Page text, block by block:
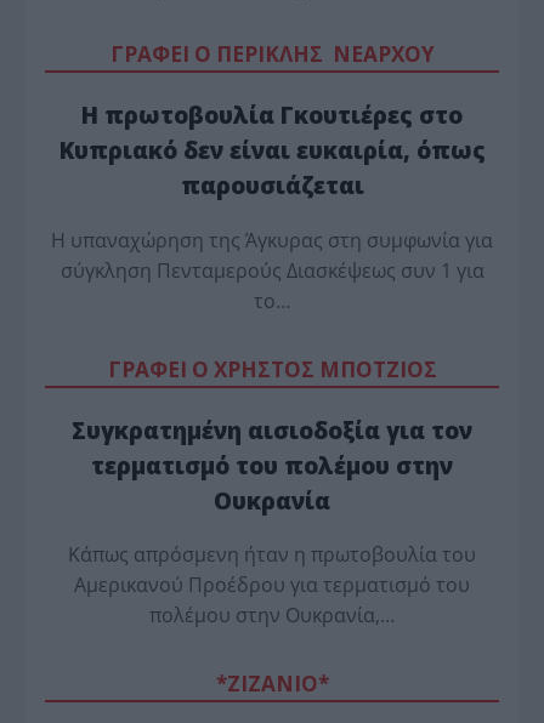
ΓΡΑΦΕΙ Ο ΠΕΡΙΚΛΗΣ ΝΕΑΡΧΟΥ
Η πρωτοβουλία Γκουτιέρες στο
Κυπριακό δεν είναι ευκαιρία, όπως
παρουσιάζεται
Η υπαναχώρηση της Άγκυρας στη συμφωνία για
σύγκληση Πενταμερούς Διασκέψεως συν 1 για
το…
ΓΡΑΦΕΙ Ο ΧΡΗΣΤΟΣ ΜΠΟΤΖΙΟΣ
Συγκρατημένη αισιοδοξία για τον
τερματισμό του πολέμου στην
Ουκρανία
Κάπως απρόσμενη ήταν η πρωτοβουλία του
Αμερικανού Προέδρου για τερματισμό του
πολέμου στην Ουκρανία,…
*ZΙΖΑΝΙΟ*